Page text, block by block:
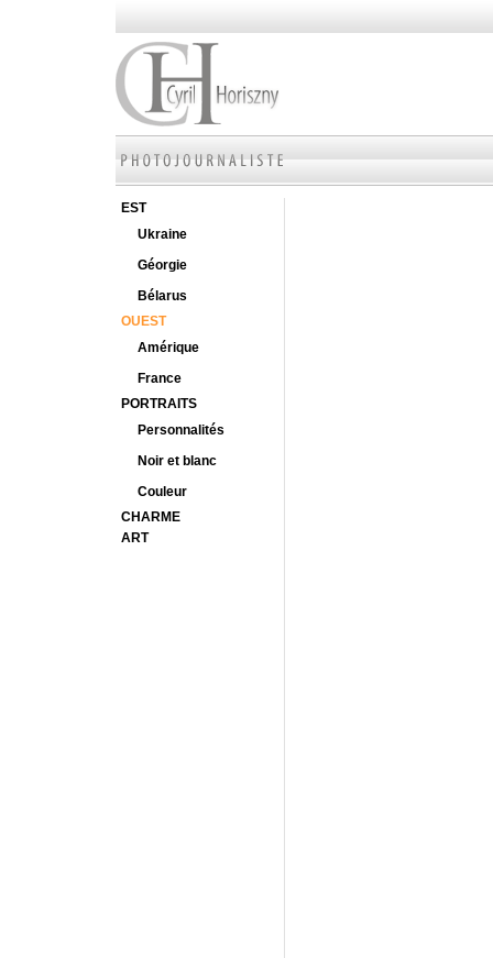
EST
Ukraine
Géorgie
Bélarus
OUEST
Amérique
France
PORTRAITS
Personnalités
Noir et blanc
Couleur
CHARME
ART